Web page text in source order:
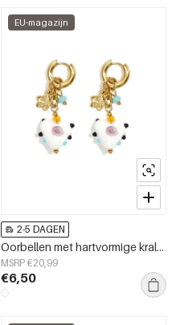
EU-magazijn
2-5 DAGEN
Oorbellen met hartvormige kralen van roestvrij staal, casual, dagelijks en romantisch, damessieraden.
MSRP €20,99
€6,50